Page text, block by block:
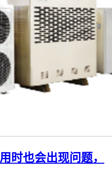
时也会出现问题，